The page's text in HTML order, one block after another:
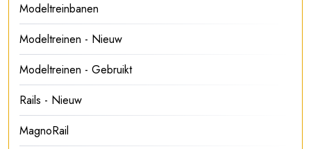
Modeltreinbanen
Modeltreinen - Nieuw
Modeltreinen - Gebruikt
Rails - Nieuw
MagnoRail